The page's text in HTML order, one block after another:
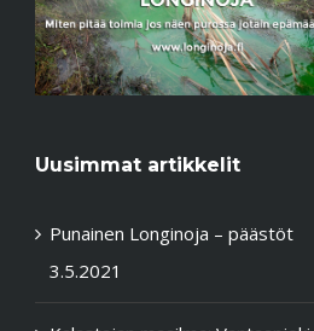
Uusimmat artikkelit
Punainen Longinoja – päästöt
3.5.2021